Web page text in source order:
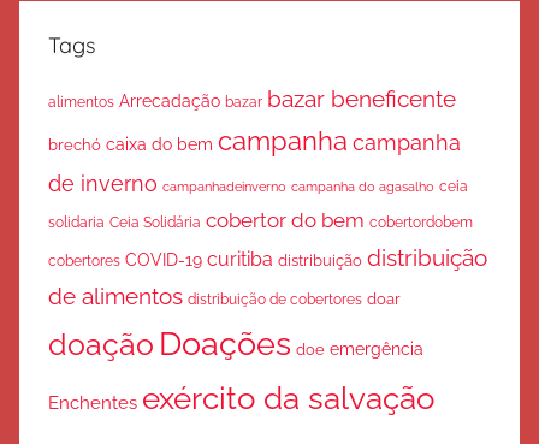
Tags
alimentos Arrecadação bazar bazar beneficente
brechó caixa do bem campanha campanha
de inverno campanhadeinverno campanha do agasalho ceia
solidaria Ceia Solidária cobertor do bem cobertordobem
cobertores COVID-19 curitiba distribuição distribuição
de alimentos distribuição de cobertores doar
doação Doações doe emergência
Enchentes exército da salvação